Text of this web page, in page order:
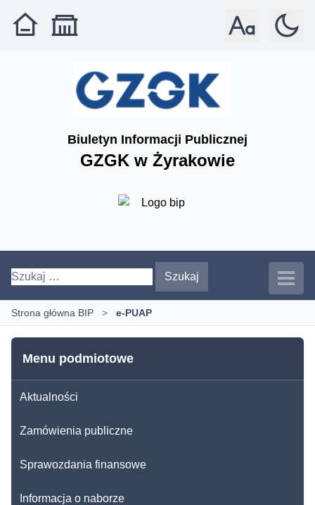
Rozmiar czcionki:
Tryb:
Biuletyn Informacji Publicznej
GZGK w Żyrakowie
Szukaj:
Strona główna BIP > e-PUAP
Menu podmiotowe
Aktualności
Zamówienia publiczne
Sprawozdania finansowe
Informacja o naborze